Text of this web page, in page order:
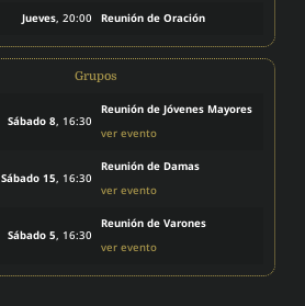
Jueves, 20:00 Reunión de Oración
Grupos
Sábado 8, 16:30
Reunión de Jóvenes Mayores
ver evento
Sábado 15, 16:30
Reunión de Damas
ver evento
Sábado 5, 16:30
Reunión de Varones
ver evento